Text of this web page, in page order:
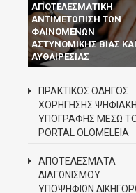
ΑΠΟΤΕΛΕΣΜΑΤΙΚΗ
ΑΝΤΙΜΕΤΩΠΙΣΗ ΤΩΝ
ΦΑΙΝΟΜΕΝΩΝ
ΑΣΤΥΝΟΜΙΚΗΣ ΒΙΑΣ ΚΑΙ
ΑΥΘΑΙΡΕΣΙΑΣ
ΠΡΑΚΤΙΚΟΣ ΟΔΗΓΟΣ
ΧΟΡΗΓΗΣΗΣ
ΥΠΟΓΡΑΦΗΣ ΜΕΣΩ
PORTAL OLOMELEIA
ΑΠΟΤΕΛΕΣΜΑΤΑ
ΔΙΑΓΩΝΙΣΜΟΥ
ΥΠΟΨΗΦΙΩΝ